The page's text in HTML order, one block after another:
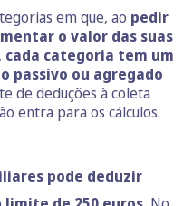
em que, ao pedir
o valor das suas
cada categoria tem um
passivo ou agregado
de deduções à coleta
entra para os cálculos.
pode deduzir